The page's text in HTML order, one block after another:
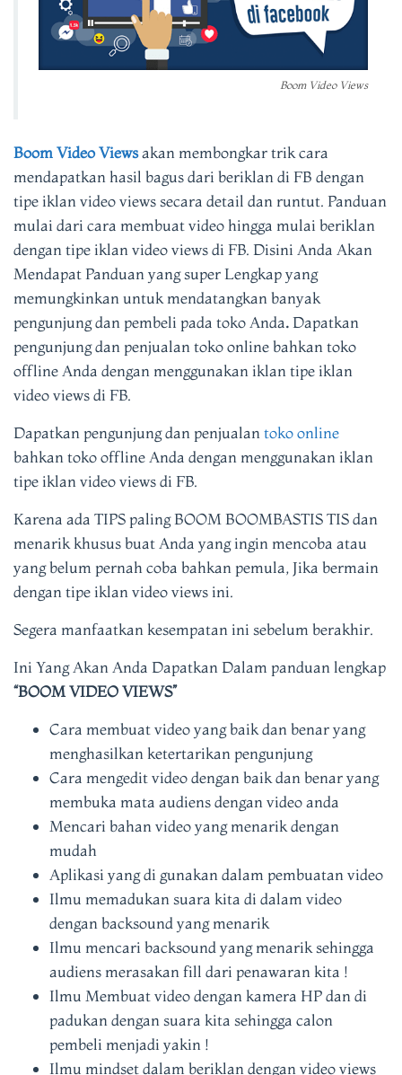
Boom Video Views
Boom Video Viewsakan membongkar trik cara
mendapatkan hasil bagus dari beriklan di FB dengan
tipe iklan video views secara detail dan runtut. Panduan
mulai dari cara membuat video hingga mulai beriklan
dengan tipe iklan video views di FB. Disini Anda Akan
Mendapat Panduan yang super Lengkap yang
memungkinkan untuk mendatangkan banyak
pengunjung dan pembeli pada toko Anda.Dapatkan
pengunjung dan penjualan toko online bahkan toko
offline Anda dengan menggunakan iklan tipe iklan
video views di FB.
Dapatkan pengunjung dan penjualan toko online
bahkan toko offline Anda dengan menggunakan iklan
tipe iklan video views di FB.
Karena ada TIPS paling BOOM BOOMBASTIS TIS dan
menarik khusus buat Anda yang ingin mencoba atau
yang belum pernah coba bahkan pemula, Jika bermain
dengan tipe iklan video views ini.
Segera manfaatkan kesempatan ini sebelum berakhir.
Ini Yang Akan Anda Dapatkan Dalam panduan lengkap
“BOOM VIDEO VIEWS”
Cara membuat video yang baik dan benar yang
menghasilkan ketertarikan pengunjung
Cara mengedit video dengan baik dan benar yang
membuka mata audiens dengan video anda
Mencari bahan video yang menarik dengan
mudah
Aplikasi yang di gunakan dalam pembuatan video
Ilmu memadukan suara kita di dalam video
dengan backsound yang menarik
Ilmu mencari backsound yang menarik sehingga
audiens merasakan fill dari penawaran kita !
Ilmu Membuat video dengan kamera HP dan di
padukan dengan suara kita sehingga calon
pembeli menjadi yakin !
Ilmu mindset dalam beriklan dengan video views